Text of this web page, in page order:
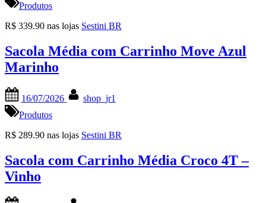
Produtos
R$ 339.90 nas lojas Sestini BR
Sacola Média com Carrinho Move Azul
Marinho
on
16/07/2026
shop_jr1
Produtos
R$ 289.90 nas lojas Sestini BR
Sacola com Carrinho Média Croco 4T –
Vinho